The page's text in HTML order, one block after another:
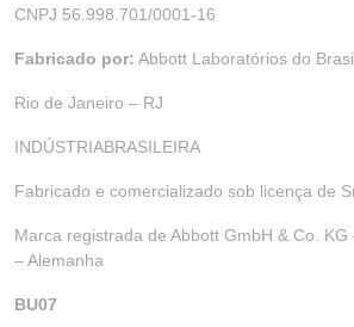
CNPJ 56.998.701/0001-16
Fabricado por: Abbott Laboratórios do
Rio de Janeiro – RJ
INDÚSTRIABRASILEIRA
Fabricado e comercializado sob licença de
Marca registrada de Abbott GmbH & Co.
– Alemanha
BU07